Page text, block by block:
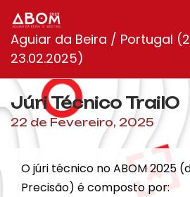
content
Aguiar da Beira / Portugal
23.02.2025)
Júri Técnico TrailO
22 de Fevereiro, 2025
O júri técnico no ABOM 2025
Precisão) é composto por: